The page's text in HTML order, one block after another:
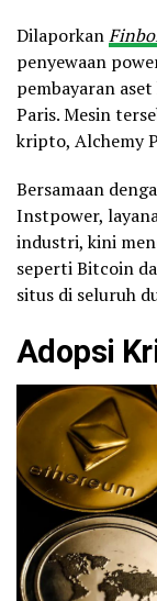
Dilaporkan
penyewaan
pembayaran
Paris. Mesin
kripto, Alchemy
Bersamaan
Instpower,
industri, kini
seperti Bitcoin
situs di seluruh
Adopsi